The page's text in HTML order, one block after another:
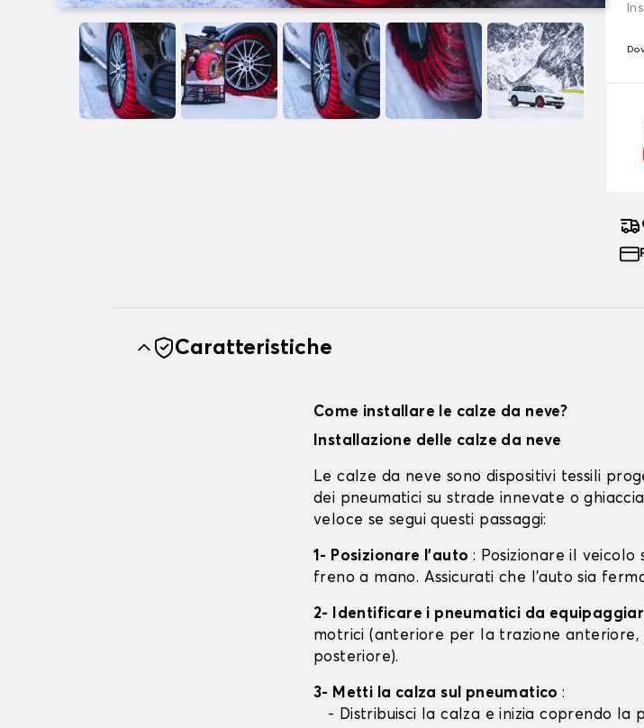
Caratteristiche
Come installare le calze da neve?
Installazione delle calze da neve
Le calze da neve sono dispositivi tessili
dei pneumatici su strade innevate o
veloce se segui questi passaggi:
1- Posizionare l'auto : Posizionare il
freno a mano. Assicurati che l'auto sia
2- Identificare i pneumatici da
motrici (anteriore per la trazione
posteriore).
3- Metti la calza sul pneumatico:
- Distribuisci la calza e inizia coprendo la